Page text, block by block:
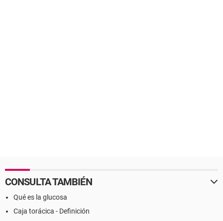
CONSULTA TAMBIÉN
Qué es la glucosa
Caja torácica - Definición